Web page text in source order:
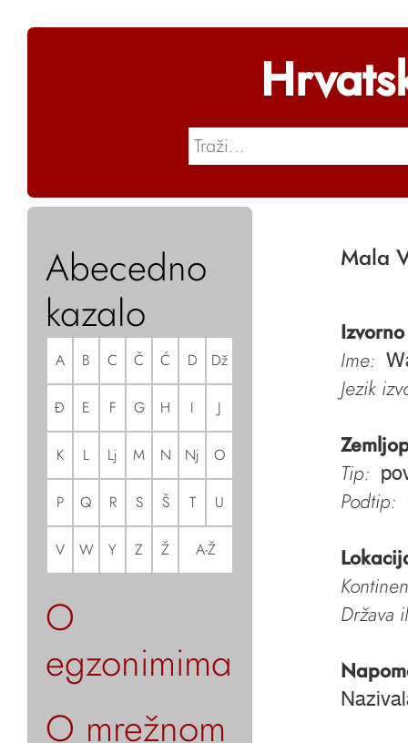
Abecedno
kazalo
A B C Č Ć D Dž
Đ E F G H I J
K L Lj M N Nj O
P Q R S Š T U
V W Y Z Ž A-Ž
O
egzonimima
O mrežnom
Mala
Ime:
Jezik
Tip:
Podtip:
Država